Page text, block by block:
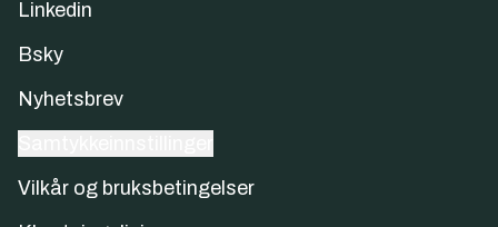
Linkedin
Bsky
Nyhetsbrev
Vilkår og bruksbetingelser